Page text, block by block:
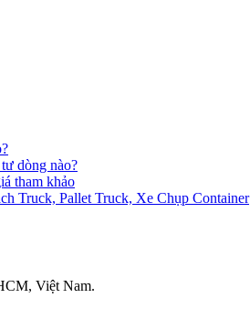
dòng nào?
tham khảo
Truck, Pallet Truck, Xe Chụp Container
Việt Nam.